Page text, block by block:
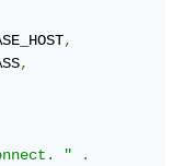
,
,
"
.